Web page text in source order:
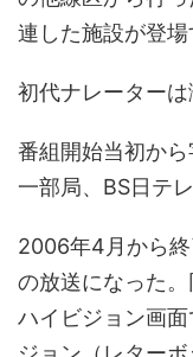
連した施設が登場
初代ナレーターは
番組開始当初か
一部局、BS日テ
2006年4月から
の放送になった
ハイビジョン画